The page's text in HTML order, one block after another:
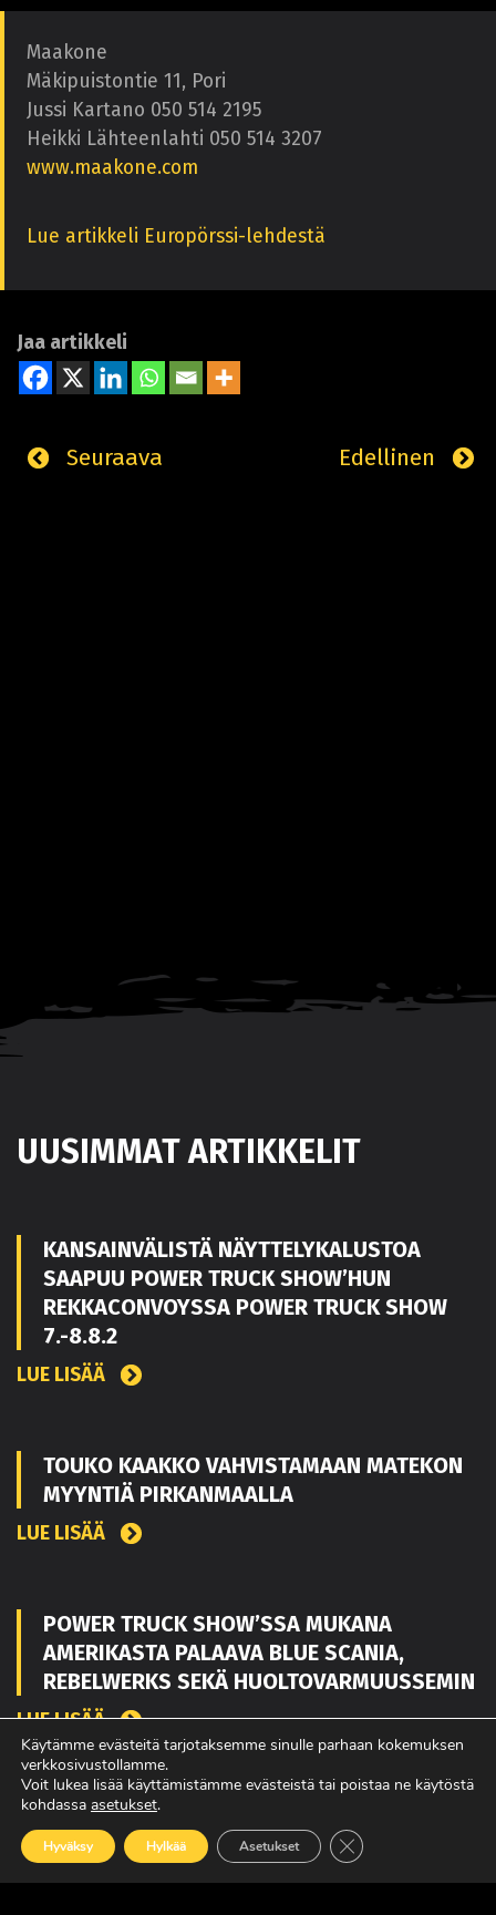
Maakone
Mäkipuistontie 11, Pori
Jussi Kartano 050 514 2195
Heikki Lähteenlahti 050 514 3207
www.maakone.com
Lue artikkeli Europörssi-lehdestä
Jaa artikkeli
Edellinen
Seuraava
UUSIMMAT ARTIKKELIT
KANSAINVÄLISTÄ NÄYTTELYKALUSTOA
SAAPUU POWER TRUCK SHOW’HUN
REKKACONVOYSSA POWER TRUCK SHOW
7.-8.8.2
LUE LISÄÄ
TOUKO KAAKKO VAHVISTAMAAN MATEKON
MYYNTIÄ PIRKANMAALLA
LUE LISÄÄ
POWER TRUCK SHOW’SSA MUKANA
AMERIKASTA PALAAVA BLUE SCANIA,
REBELWERKS SEKÄ HUOLTOVARMUUSSEMIN
LUE LISÄÄ
MAXUKSET VIIDEN VUODEN TAKUULLA
LUE LISÄÄ
Käytämme evästeitä tarjotaksemme sinulle parhaan kokemuksen
verkkosivustollamme.
Voit lukea lisää käyttämistämme evästeistä tai poistaa ne käytöstä
kohdassa asetukset.
Hyväksy Hylkää Asetukset Sulje evästebanneri